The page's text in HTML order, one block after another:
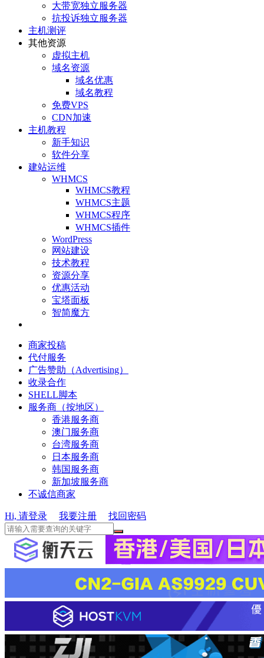
大带宽独立服务器
抗投诉独立服务器
主机测评
其他资源
虚拟主机
域名资源
域名优惠
域名教程
免费VPS
CDN加速
主机教程
新手知识
软件分享
建站运维
WHMCS
WHMCS教程
WHMCS主题
WHMCS程序
WHMCS插件
WordPress
网站建设
技术教程
资源分享
优惠活动
宝塔面板
智简魔方
商家投稿
代付服务
广告赞助（Advertising）
收录合作
SHELL脚本
服务商（按地区）
香港服务商
澳门服务商
台湾服务商
日本服务商
韩国服务商
新加坡服务商
不诚信商家
Hi, 请登录 我要注册 找回密码